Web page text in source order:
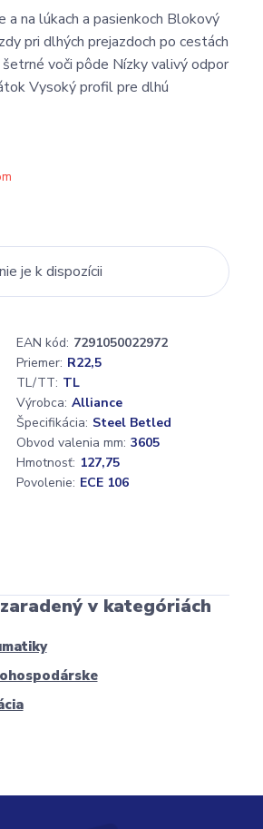
a na lúkach a pasienkoch Blokový
pri dlhých prejazdoch po cestách
voči pôde Nízky valivý odpor
Vysoký profil pre dlhú
je k dispozícii
EAN kód: 7291050022972
Priemer: R22,5
TL/TT: TL
Výrobca: Alliance
Špecifikácia: Steel Betled
Obvod valenia mm: 3605
Hmotnosť: 127,75
Povolenie: ECE 106
v kategóriách